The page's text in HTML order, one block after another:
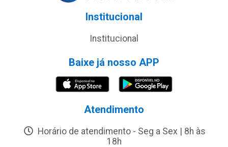
Institucional
Institucional
Baixe já nosso APP
Atendimento
Horário de atendimento - Seg a Sex | 8h às
18h